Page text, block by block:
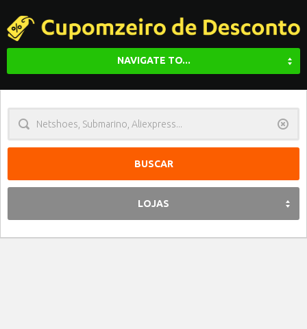
NAVIGATE TO...
LOJAS